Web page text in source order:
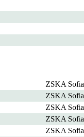
ZSKA Sofia
ZSKA Sofia
ZSKA Sofia
ZSKA Sofia
ZSKA Sofia